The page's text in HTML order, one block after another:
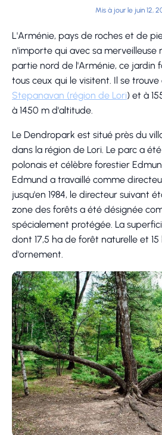
Mis à jour le juin 12,
L'Arménie, pays de roches et de
n'importe qui avec sa merveilleuse
partie nord de l'Arménie, ce jardin
tous ceux qui le visitent. Il se trouve
Stepanavan (région de Lori) et à
à 1450 m d'altitude.
Le Dendropark est situé près du
dans la région de Lori. Le parc a
polonais et célèbre forestier
Edmund a travaillé comme
jusqu'en 1984, le directeur suivant
zone des forêts a été désignée
spécialement protégée. La
dont 17,5 ha de forêt naturelle et
d'ornement.